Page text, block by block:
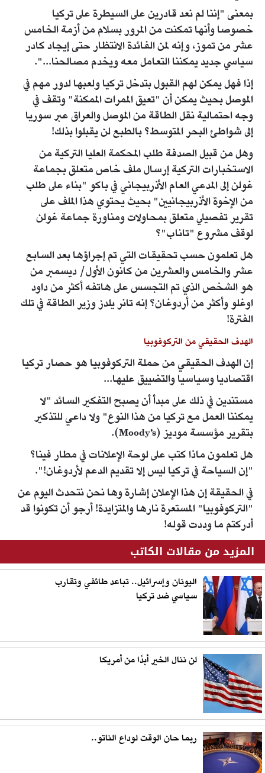
بمعنى "إننا لم نعد قادرين على السيطرة على تركيا
خصوصا وأنها تمكنت من المرور بسلام من أزمة الخامس
عشر من تموز، وإنه لمن الفائدة الانتظار حتى إيجاد كادر
سياسي جديد يمكننا التعامل معه ويخدم مصالحنا...".
إذا فهل يمكن لهم القبول بتدخل تركيا ولعبها لدور مهم في
الموصل بحيث يمكن أن "تعيق الممرات الممكنة" وتقف في
وجه احتمالية نقل الطاقة من الموصل والعراق عبر سوريا
إلى شواطئ البحر المتوسط؟ بالطبع لن يقبلوا بذلك!
وهل من قبيل الصدفة طلب المحكمة العليا التركية من
الاستخبارات التركية إرسال ملف خاص متعلق بجماعة
غولن إلى المدعي العام الأذربيجاني في باكو "بناء على طلب
من الإخوة الأذربيجانيين" بحيث يحتوي هذا الملف على
تقرير تفصيلي متعلق بمحاولات ومناورة جماعة غولن
لوقف مشروع "تاناب"؟
هل تعلمون حسب تحقيقات التي تم إجراؤها بعد السابع
عشر والخامس والعشرين من كانون الأول/ ديسمبر من
هو الشخص الذي تم التجسس على هاتفه أكثر من داود
اوغلو وأكثر من أردوغان؟ إنه تانر يلدز وزير الطاقة في تلك
الفترة!
الهدف الحقيقي من التركوفوبيا
إن الهدف الحقيقي من حملة التركوفوبيا هو حصار تركيا
اقتصاديا وسياسيا والتضييق عليها...
مستندين في ذلك على مبدأ أن يصبح التفكير السائد "لا
يمكننا العمل مع تركيا من هذا النوع" ولا داعي للتذكير
بتقرير مؤسسة موديز (Moody’s).
هل تعلمون ماذا كتب على لوحة الإعلانات في مطار فينا؟
"إن السياحة في تركيا ليس إلا تقديم الدعم لأردوغان!".
في الحقيقة إن هذا الإعلان إشارة وها نحن نتحدث اليوم عن
"التركوفوبيا" المستعرة نارها والمتزايدة! أرجو أن تكونوا قد
أدركتم ما وددت قوله!
المزيد من مقالات الكاتب
اليونان وإسرائيل.. تباعد طائفي وتقارب
سياسي ضد تركيا
لن ننال الخير أبدًا من أمريكا
ربما حان الوقت لوداع الناتو..